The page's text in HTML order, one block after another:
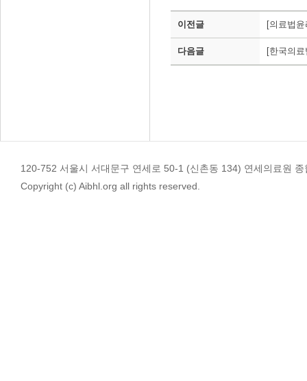
이전글 [의료법
다음글 [한국의
120-752 서울시 서대문구 연세로 50-1 (신촌동 134) 연세의료
Copyright (c) Aibhl.org all rights reserved.